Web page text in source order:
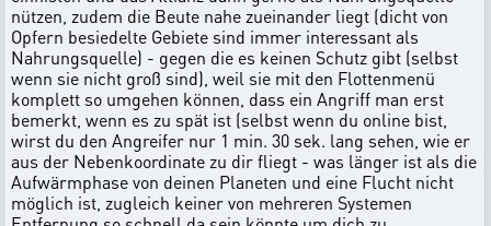
nützen, zudem die Beute nahe zueinander liegt (dicht von
Opfern besiedelte Gebiete sind immer interessant als
Nahrungsquelle) - gegen die es keinen Schutz gibt (selbst
wenn sie nicht groß sind), weil sie mit den Flottenmenü
komplett so umgehen können, dass ein Angriff man erst
bemerkt, wenn es zu spät ist (selbst wenn du online bist,
wirst du den Angreifer nur 1 min. 30 sek. lang sehen, wie er
aus der Nebenkoordinate zu dir fliegt - was länger ist als die
Aufwärmphase von deinen Planeten und eine Flucht nicht
möglich ist, zugleich keiner von mehreren Systemen